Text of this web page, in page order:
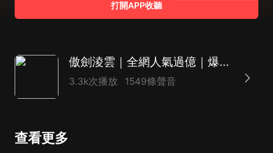
打開APP收聽
傲劍淩雲｜全網人氣過億｜爆款仙俠｜熱血爽文｜多播
3.3k次播放 1549條聲音
查看更多